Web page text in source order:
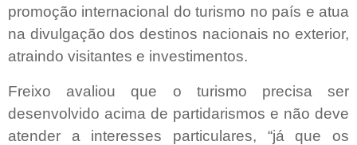
promoção internacional do turismo no país e atua
na divulgação dos destinos nacionais no exterior,
atraindo visitantes e investimentos.
Freixo avaliou que o turismo precisa ser
desenvolvido acima de partidarismos e não deve
atender a interesses particulares, “já que os